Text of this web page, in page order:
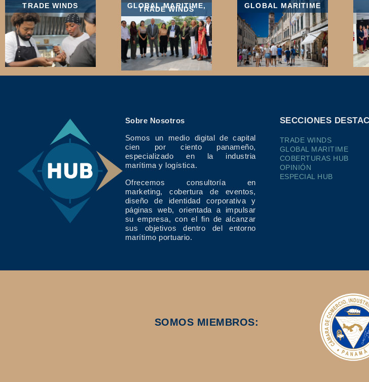
TRADE WINDS GLOBAL MARITIME,
TRADE WINDS GLOBAL MARITIME
Sobre Nosotros
Somos un medio digital de capital
cien por ciento panameño,
especializado en la industria
marítima y logística.
Ofrecemos consultoría en
marketing, cobertura de eventos,
diseño de identidad corporativa y
páginas web, orientada a impulsar
su empresa, con el fin de alcanzar
sus objetivos dentro del entorno
marítimo portuario.
SECCIONES
TRADE WINDS
GLOBAL MARITIME
COBERTURAS HUB
OPINIÓN
ESPECIAL HUB
SOMOS MIEMBROS: